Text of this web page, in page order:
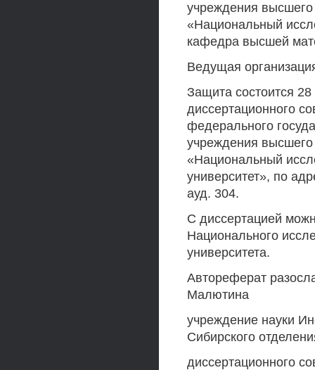
учреждения
«Национальный
кафедра высшей
Ведущая
Защита состоится
диссертационного
федерального
учреждения
«Национальный
университет», по
ауд. 304.
С диссертацией
Национального
университета.
Автореферат
Малютина
учреждение науки
Сибирского
диссертационного